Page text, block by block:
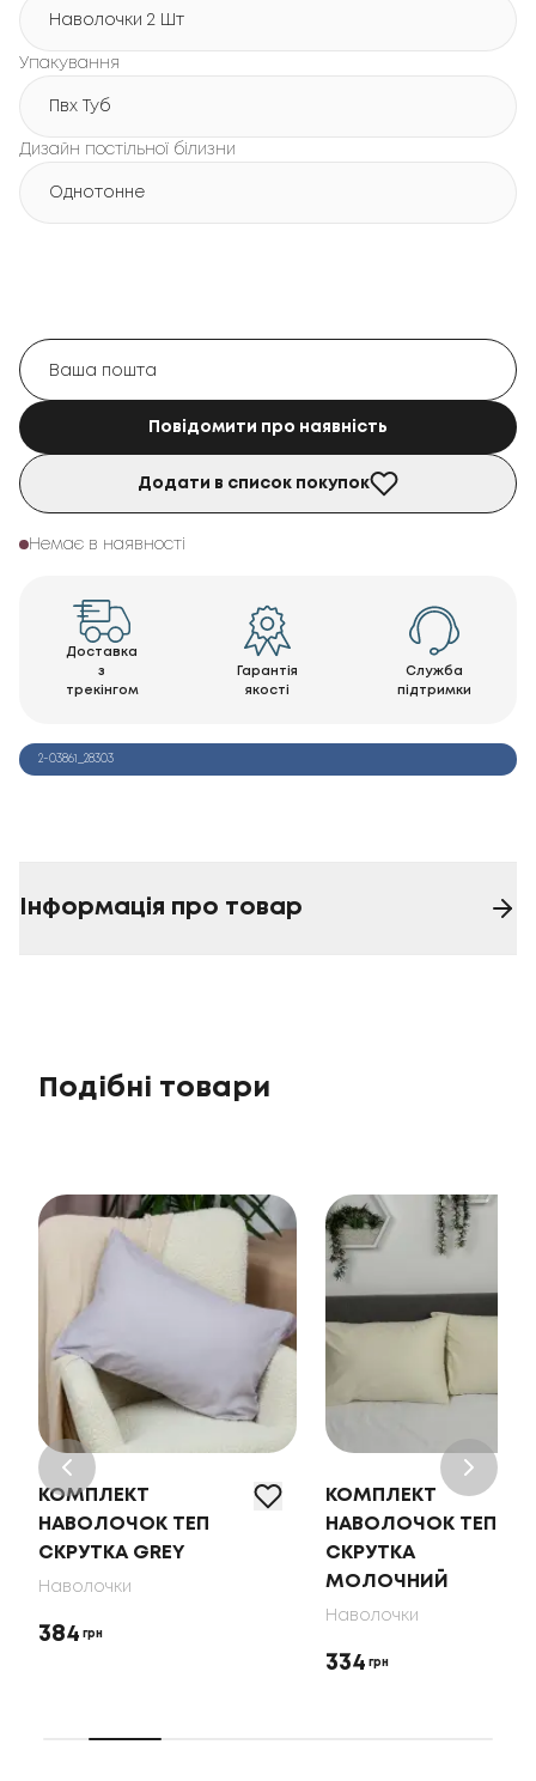
Наволочки 2 Шт
Упакування
Пвх Туб
Дизайн постільної білизни
Однотонне
Повідомити про наявність
Додати в список покупок
Немає в наявності
Доставка
з
трекінгом
Гарантія
якості
Служба
підтримки
2-03861_28303
Інформація про товар
Подібні товари
КОМПЛЕКТ
НАВОЛОЧОК ТЕП
СКРУТКА GREY
Наволочки
384 грн
КОМПЛЕКТ
НАВОЛОЧОК ТЕП
СКРУТКА
МОЛОЧНИЙ
Наволочки
334 грн